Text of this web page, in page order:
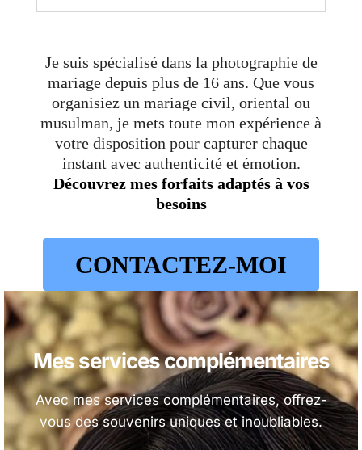
Je suis spécialisé dans la photographie de
mariage depuis plus de 16 ans. Que vous
organisiez un mariage civil, oriental ou
musulman, je mets toute mon expérience à
votre disposition pour capturer chaque
instant avec authenticité et émotion.
Découvrez mes forfaits adaptés à vos
besoins
CONTACTEZ-MOI
Mes servicescomplémentaires
Avec mes services complémentaires, offrez-
vous des souvenirs uniques et inoubliables.